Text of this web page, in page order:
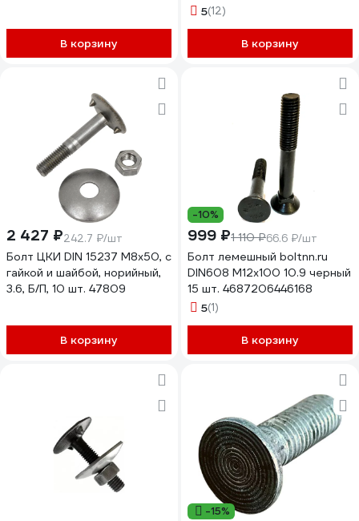
В корзину
А08001207005005
5(12)
В корзину
2 427 ₽242.7 ₽/шт
Болт ЦКИ DIN 15237 М8x50, с
гайкой и шайбой, норийный,
3.6, Б/П, 10 шт. 47809
В корзину
-10%
999 ₽1 110 ₽66.6 ₽/шт
Болт лемешный boltnn.ru
DIN608 М12x100 10.9 черный
15 шт. 4687206446168
5(1)
В корзину
-15%